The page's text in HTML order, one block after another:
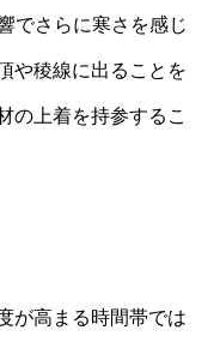
でさらに寒さを感じ
や稜線に出ることを
の上着を持参するこ
が高まる時間帯では